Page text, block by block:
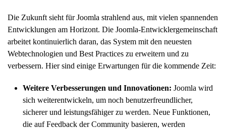
Die Zukunft sieht für Joomla strahlend aus, mit vielen spannenden
Entwicklungen am Horizont. Die Joomla-Entwicklergemeinschaft
arbeitet kontinuierlich daran, das System mit den neuesten
Webtechnologien und Best Practices zu erweitern und zu
verbessern. Hier sind einige Erwartungen für die kommende Zeit:
Weitere Verbesserungen und Innovationen: Joomla wird
sich weiterentwickeln, um noch benutzerfreundlicher,
sicherer und leistungsfähiger zu werden. Neue Funktionen,
die auf Feedback der Community basieren, werden